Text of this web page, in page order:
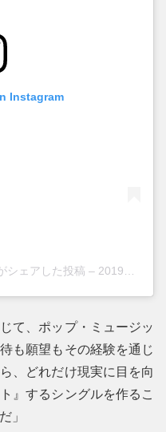
Instagram
シェアした投稿 – 2019年 4月月22日午前7時27分PDT
て、ポップ・ミュージッ
も願望もその経験を通じ
、どれだけ現実に目を向
』するシングルを作るこ
」